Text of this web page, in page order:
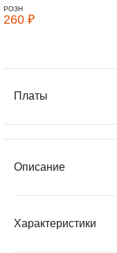
РОЗН
260 ₽
Платы
Описание
Характеристики